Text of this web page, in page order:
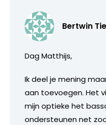
Bertwin
Dag Matthijs,
Ik deel je mening
aan toevoegen. Het
mijn optieke het
ondersteunen net